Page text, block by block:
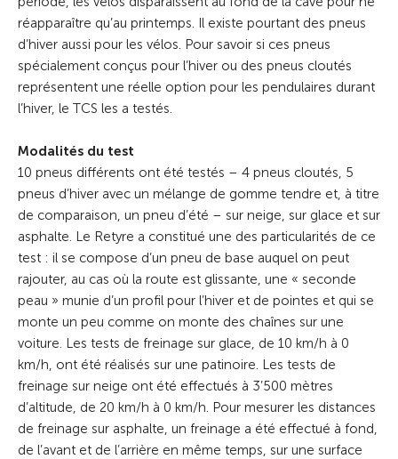
réapparaître qu’au printemps. Il existe pourtant des pneus
d’hiver aussi pour les vélos. Pour savoir si ces pneus
spécialement conçus pour l’hiver ou des pneus cloutés
représentent une réelle option pour les pendulaires durant
l’hiver, le TCS les a testés.
Modalités du test
10 pneus différents ont été testés – 4 pneus cloutés, 5
pneus d’hiver avec un mélange de gomme tendre et, à titre
de comparaison, un pneu d’été – sur neige, sur glace et sur
asphalte. Le Retyre a constitué une des particularités de ce
test : il se compose d’un pneu de base auquel on peut
rajouter, au cas où la route est glissante, une « seconde
peau » munie d’un profil pour l’hiver et de pointes et qui se
monte un peu comme on monte des chaînes sur une
voiture. Les tests de freinage sur glace, de 10 km/h à 0
km/h, ont été réalisés sur une patinoire. Les tests de
freinage sur neige ont été effectués à 3’500 mètres
d’altitude, de 20 km/h à 0 km/h. Pour mesurer les distances
de freinage sur asphalte, un freinage a été effectué à fond,
de l’avant et de l’arrière en même temps, sur une surface